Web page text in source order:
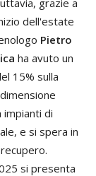
dell'estate
Pietro
ha avuto un
15% sulla
impianti di
e si spera in
si presenta